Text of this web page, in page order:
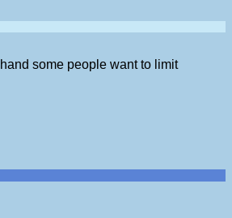
some people want to limit